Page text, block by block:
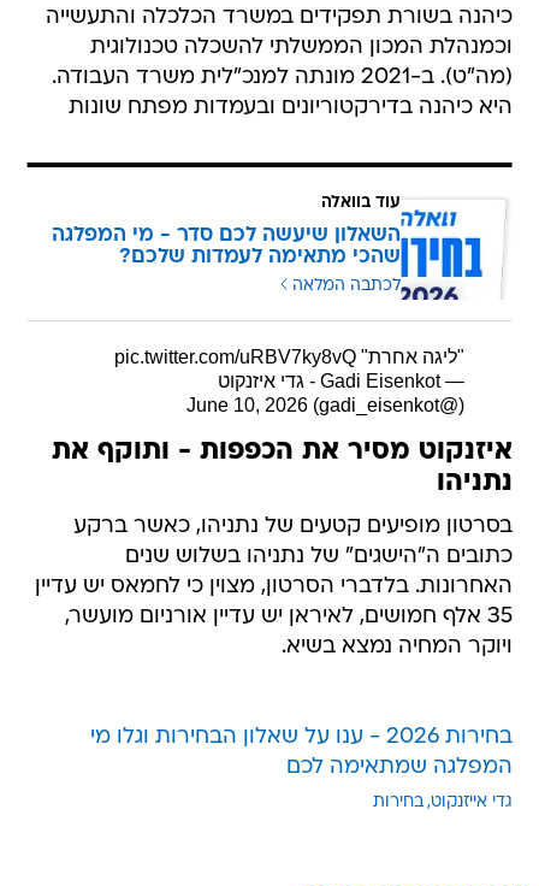
כיהנה בשורת תפקידים במשרד הכלכלה והתעשייה
וכמנהלת המכון הממשלתי להשכלה טכנולוגית
(מה"ט). ב-2021 מונתה למנכ"לית משרד העבודה.
היא כיהנה בדירקטוריונים ובעמדות מפתח שונות
עוד בוואלה
השאלון שיעשה לכם סדר - מי המפלגה
שהכי מתאימה לעמדות שלכם?
לכתבה המלאה
"ליגה אחרת"pic.twitter.com/uRBV7ky8vQ
— Gadi Eisenkot - גדי איזנקוט
(@gadi_eisenkot)
June 10, 2026
איזנקוט מסיר את הכפפות - ותוקף את
נתניהו
בסרטון מופיעים קטעים של נתניהו, כאשר ברקע
כתובים ה"הישגים" של נתניהו בשלוש שנים
האחרונות. בלדברי הסרטון, מצוין כי לחמאס יש עדיין
35 אלף חמושים, לאיראן יש עדיין אורניום מועשר,
ויוקר המחיה נמצא בשיא.
בחירות 2026 - ענו על שאלון הבחירות וגלו מי
המפלגה שמתאימה לכם
גדי אייזנקוט בחירות